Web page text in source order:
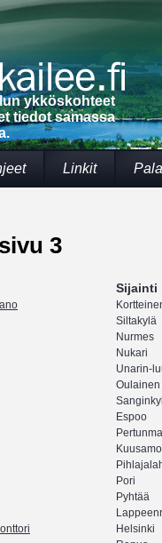
ykköskohteet
tiedot samassa
Linkit
3
Sijainti
Siltakylä
Nurmes
Nukari
Unarin-
Oulainen
Espoo
Kuusamo
Pori
Pyhtää
Helsinki